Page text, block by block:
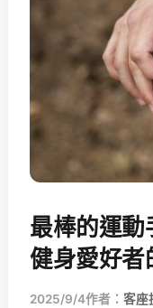
最棒的運動
健身愛好者
2025/9/4作者： 客座